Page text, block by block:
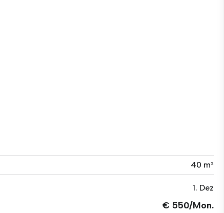
40 m²
1. Dez
€ 550/Mon.